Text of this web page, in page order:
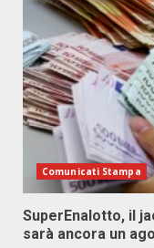
Comunicati Stampa
SuperEnalotto, il
sarà ancora un